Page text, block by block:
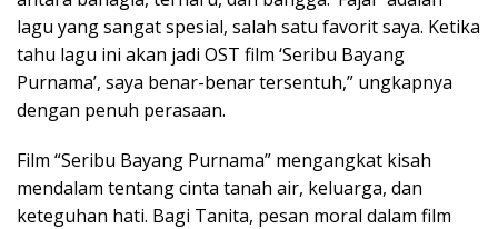
lagu yang sangat spesial, salah satu favorit saya. Ketika
tahu lagu ini akan jadi OST film ‘Seribu Bayang
Purnama’, saya benar-benar tersentuh,” ungkapnya
dengan penuh perasaan.
Film “Seribu Bayang Purnama” mengangkat kisah
mendalam tentang cinta tanah air, keluarga, dan
keteguhan hati. Bagi Tanita, pesan moral dalam film